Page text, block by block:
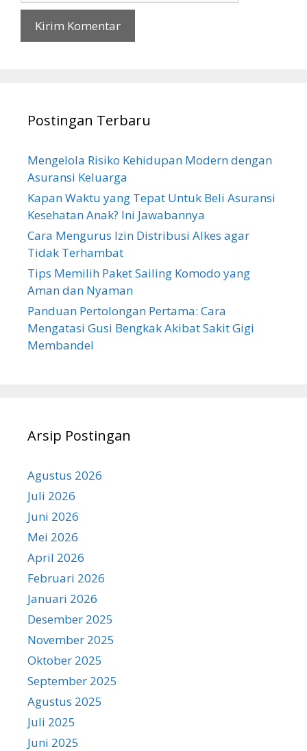
Postingan Terbaru
Mengelola Risiko Kehidupan Modern dengan
Asuransi Keluarga
Kapan Waktu yang Tepat Untuk Beli Asuransi
Kesehatan Anak? Ini Jawabannya
Cara Mengurus Izin Distribusi Alkes agar
Tidak Terhambat
Tips Memilih Paket Sailing Komodo yang
Aman dan Nyaman
Panduan Pertolongan Pertama: Cara
Mengatasi Gusi Bengkak Akibat Sakit Gigi
Membandel
Arsip Postingan
Agustus 2026
Juli 2026
Juni 2026
Mei 2026
April 2026
Februari 2026
Januari 2026
Desember 2025
November 2025
Oktober 2025
September 2025
Agustus 2025
Juli 2025
Juni 2025